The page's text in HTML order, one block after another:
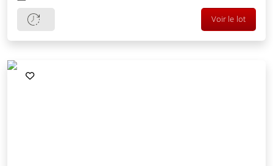
Voir le lot